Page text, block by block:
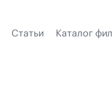
Статьи Каталог